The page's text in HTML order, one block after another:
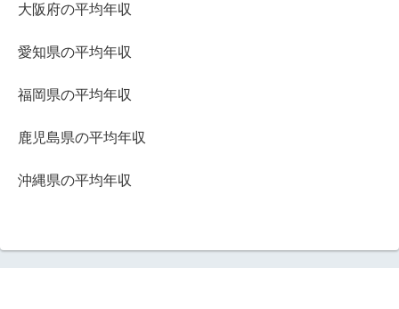
大阪府の平均年収
愛知県の平均年収
福岡県の平均年収
鹿児島県の平均年収
沖縄県の平均年収